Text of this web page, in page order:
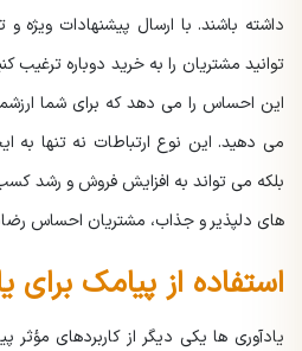
داشته باشند. با ارسال پیشنهادات
توانید مشتریان را به خرید دوباره ترغیب
این احساس را می دهد که برای شما
می دهید. این نوع ارتباطات نه تنها به
بلکه می تواند به افزایش فروش و رشد کسب
های دلپذیر و جذاب، مشتریان احساس
استفاده از پیامک برای
یادآوری ها یکی دیگر از کاربردهای